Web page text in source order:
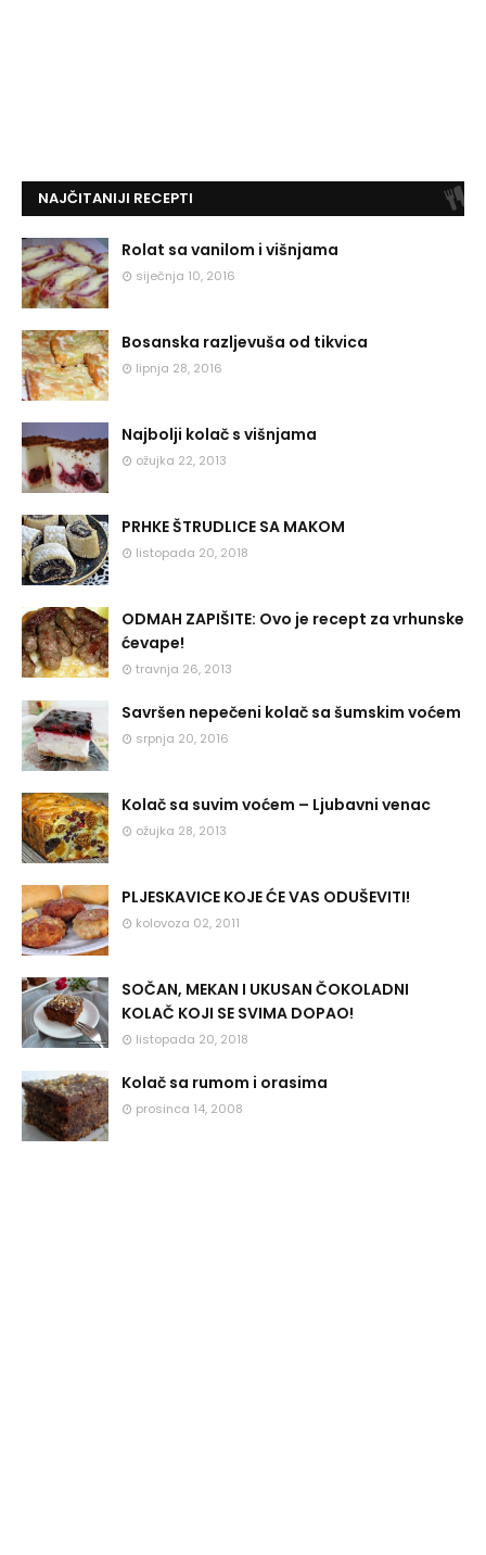
NAJČITANIJI RECEPTI
Rolat sa vanilom i višnjama
siječnja 10, 2016
Bosanska razljevuša od tikvica
lipnja 28, 2016
Najbolji kolač s višnjama
ožujka 22, 2013
PRHKE ŠTRUDLICE SA MAKOM
listopada 20, 2018
ODMAH ZAPIŠITE: Ovo je recept za vrhunske
ćevape!
travnja 26, 2013
Savršen nepečeni kolač sa šumskim voćem
srpnja 20, 2016
Kolač sa suvim voćem – Ljubavni venac
ožujka 28, 2013
PLJESKAVICE KOJE ĆE VAS ODUŠEVITI!
kolovoza 02, 2011
SOČAN, MEKAN I UKUSAN ČOKOLADNI
KOLAČ KOJI SE SVIMA DOPAO!
listopada 20, 2018
Kolač sa rumom i orasima
prosinca 14, 2008